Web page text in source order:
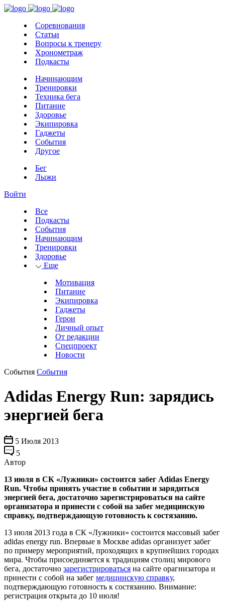
Соревнования
Статьи
Вопросы к тренеру
Хронометраж
Подкасты
Начинающим
Тренировки
Техника бега
Питание
Здоровье
Экипировка
Гаджеты
События
Другое
Бег
Лыжи
Войти
Все
Подкасты
События
Начинающим
Тренировки
Здоровье
Еще
Мотивация
Питание
Экипировка
Гаджеты
Герои
Личный опыт
От редакции
Спецпроект
Новости
События События
Adidas Energy Run: зарядись
энергией бега
5 Июля 2013
5
Автор
13 июля в СК «Лужники» состоится забег Adidas Energy
Run. Чтобы принять участие в событии и зарядиться
энергией бега, достаточно зарегистрироваться на сайте
организатора и принести с собой на забег медицинскую
справку, подтверждающую готовность к состязанию.
13 июля 2013 года в СК «Лужники» состоится массовый забег
adidas energy run. Впервые в Москве adidas организует забег
по примеру мероприятий, проходящих в крупнейших городах
мира. Чтобы присоединяется к традициям столиц мирового
бега, достаточно зарегистрироваться на сайте орагнизатора и
принести с собой на забег медицинскую справку,
подтверждающую готовность к состязанию. Внимание:
регистрация открыта до 10 июля!